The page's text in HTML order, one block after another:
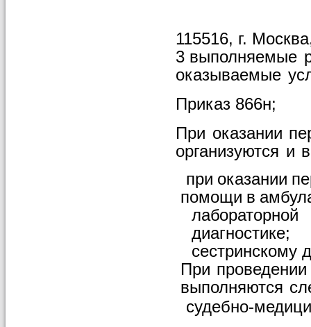
115516, г.
3 выполняемые
оказываемые
Приказ 866н;
При оказании
организуются и
при оказании
помощи в
лабораторной
диагностике;
сестринскому
При проведении
выполняются
судебно-